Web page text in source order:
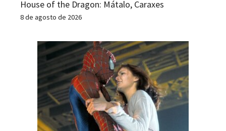
House of the Dragon: Mátalo, Caraxes
8 de agosto de 2026